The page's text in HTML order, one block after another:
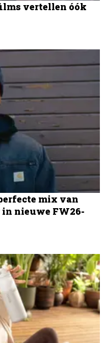
vertellen óók
mix van
nieuwe FW26-